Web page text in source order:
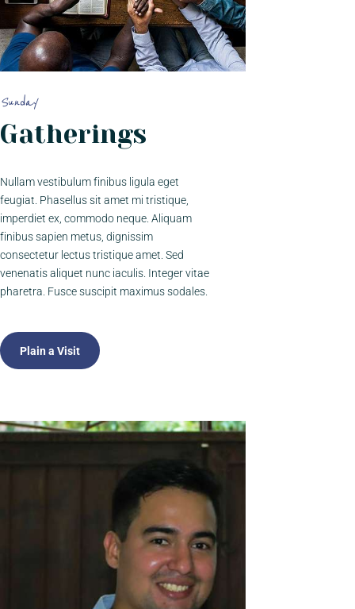
Sunday
Gatherings
Nullam vestibulum finibus ligula eget
feugiat. Phasellus sit amet mi tristique,
imperdiet ex, commodo neque. Aliquam
finibus sapien metus, dignissim
consectetur lectus tristique amet. Sed
venenatis aliquet nunc iaculis. Integer vitae
pharetra. Fusce suscipit maximus sodales.
Plain a Visit